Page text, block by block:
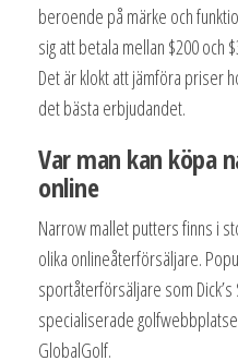
beroende på märke och
sig att betala mellan $200 och
Det är klokt att jämföra priser
det bästa erbjudandet.
Var man kan köpa
online
Narrow mallet putters finns i
olika onlineåterförsäljare.
sportåterförsäljare som
specialiserade
GlobalGolf.